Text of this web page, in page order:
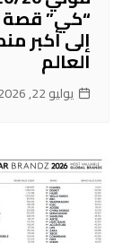
“كي” قصة
إلى أكبر
العالم
يوليو 22, 2026